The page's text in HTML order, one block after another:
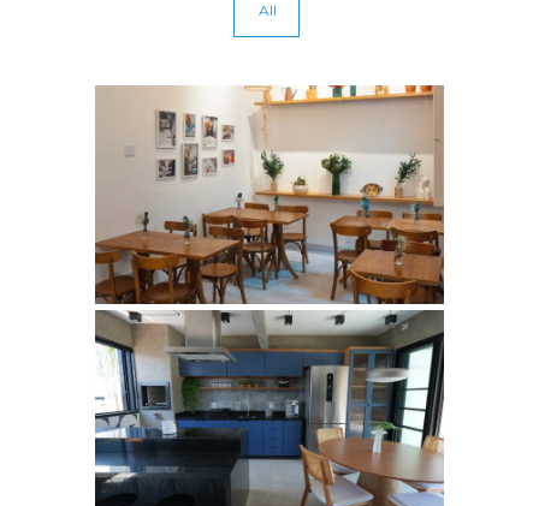
All
MARZA – CATERING E CASA
DE EVENTOS – BOTAFOGO
Comerciais
ROOFTOP EDIFÍCIO
COMERCIAL – CENTRO –
PROJ. ARQ. NATALIA SALA
Comerciais